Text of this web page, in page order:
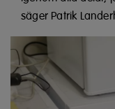
säger Patrik